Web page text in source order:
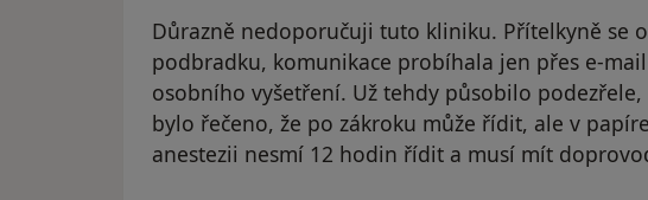
Důrazně nedoporučuji tuto kliniku. Přítelkyně se
podbradku, komunikace probíhala jen přes e-
osobního vyšetření. Už tehdy působilo
bylo řečeno, že po zákroku může řídit, ale v
anestezii nesmí 12 hodin řídit a musí mít